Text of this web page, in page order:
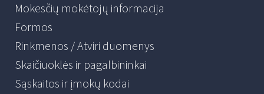
Mokesčių mokėtojų informacija
Formos
Rinkmenos / Atviri duomenys
Skaičiuoklės ir pagalbininkai
Sąskaitos ir įmokų kodai